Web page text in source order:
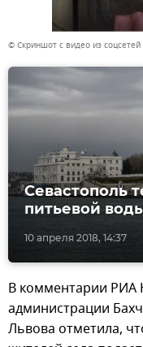
© Скриншот с видео из соцсетей
10 апреля 2018, 14:37
Севастополь
питьевой
В комментарии РИА
администрации
Львова отметила,